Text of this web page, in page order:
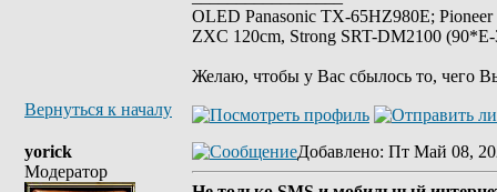
OLED Panasonic TX-65HZ980E;
ZXC 120cm, Strong SRT-DM2100
Желаю, чтобы у Вас сбылось то, чего
Вернуться к началу
yorick
Модератор
Добавлено: Пт Май 08,